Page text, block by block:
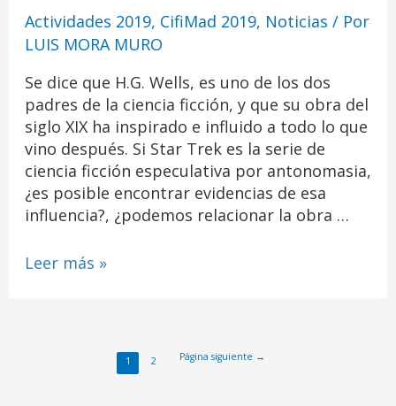
Actividades 2019, CifiMad 2019, Noticias / Por
LUIS MORA MURO
Se dice que H.G. Wells, es uno de los dos
padres de la ciencia ficción, y que su obra del
siglo XIX ha inspirado e influido a todo lo que
vino después. Si Star Trek es la serie de
ciencia ficción especulativa por antonomasia,
¿es posible encontrar evidencias de esa
influencia?, ¿podemos relacionar la obra …
Leer más »
1 2 Página siguiente →